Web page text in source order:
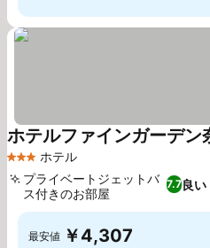
3 ホテルのランク
ホテル
ホテルファインガーデン
7.7良い
プライベートジェットバ
ス付きのお部屋
最安値 ￥4,307